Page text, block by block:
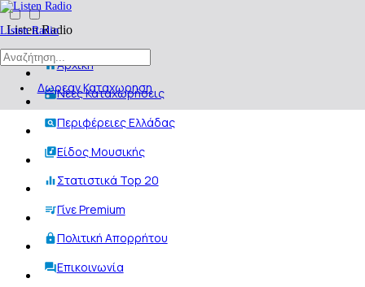
Listen Radio
Δωρεαν Καταχωρηση
Listen Radio
Αρχική
Νέες Καταχωρήσεις
Περιφέρειες Ελλάδας
Είδος Μουσικής
Στατιστικά Top 20
Γίνε Premium
Πολιτική Απορρήτου
Επικοινωνία